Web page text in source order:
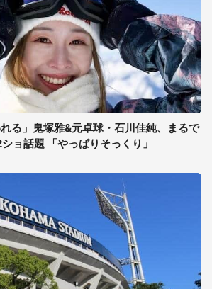
れる」鬼塚雅&元卓球・石川佳純、まるで
ョ話題 「やっぱりそっくり」